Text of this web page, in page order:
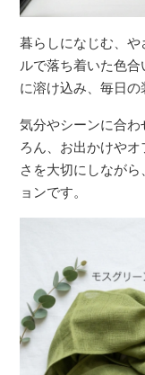
暮らしになじむ、
ルで落ち着いた色
に溶け込み、毎日の
気分やシーンに合
ろん、お出かけや
さを大切にしなが
ョンです。